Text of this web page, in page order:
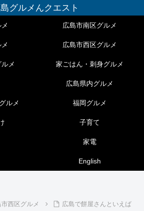
グルメんクエスト
広島市南区グルメ
広島市西区グルメ
メ 家ごはん・刺身グルメ
広島県内グルメ
ルメ 福岡グルメ
子育て
家電
English
市西区グルメ
広島で餅屋さんといえば